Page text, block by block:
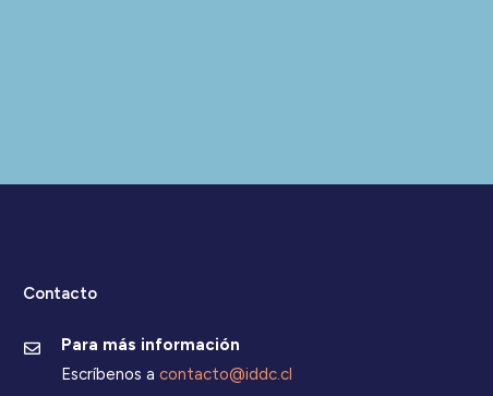
Contacto
Para más información
Escríbenos a contacto@iddc.cl